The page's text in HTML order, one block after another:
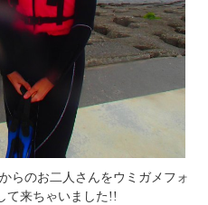
らのお二人さんをウミガメフォ
て来ちゃいました!!